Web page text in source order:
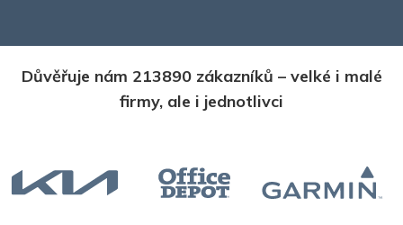
Důvěřuje nám 213890 zákazníků – velké i malé
firmy, ale i jednotlivci